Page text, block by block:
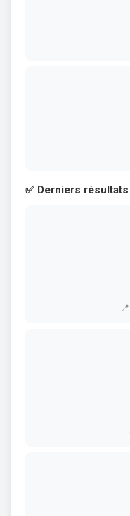
✅ Derniers résultats